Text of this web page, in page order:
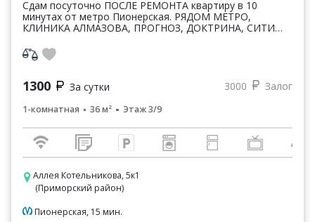
Сдам посуточно ПОСЛЕ РЕМОНТА квартиру в 10
минутах от метро Пионерская. РЯДОМ МЕТРО,
КЛИНИКА АЛМАЗОВА, ПРОГНОЗ, ДОКТРИНА, СИТИ
кв.м., 3 этаж, новый ...
1300 За сутки 3000 Залог
1-комнатная 36 м² Этаж 3/9
Аллея Котельникова, 5к1
(Приморский район)
Пионерская, 15 мин.